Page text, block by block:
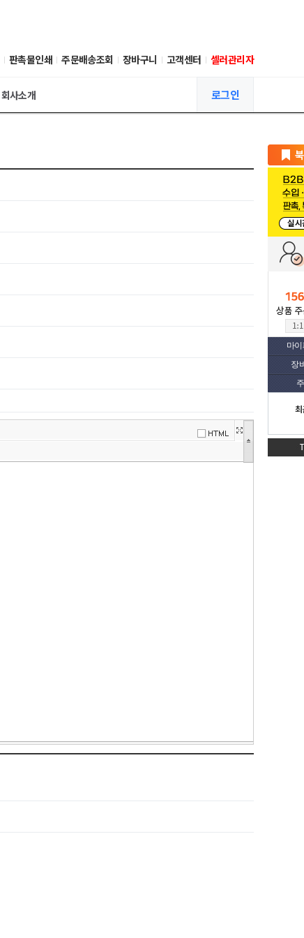
판촉물인쇄 주문배송조회 장바구니 고객센터 셀러관리자
회사소개 로그인
마
장